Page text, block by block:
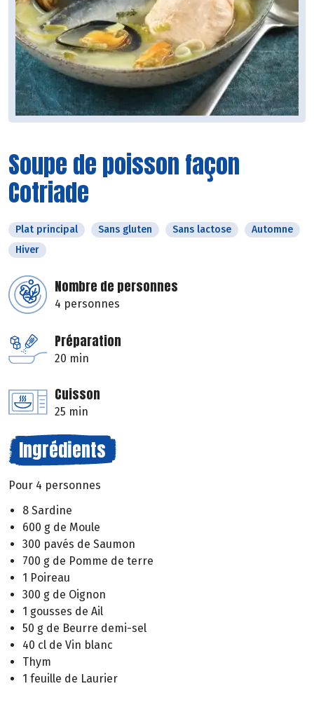
Soupe de poisson façon
Cotriade
Plat principal Sans gluten Sans lactose
Automne
Hiver
Nombre de personnes
4 personnes
Préparation
20 min
Cuisson
25 min
Ingrédients
Pour 4 personnes
8 Sardine
600 g de Moule
300 pavés de Saumon
700 g de Pomme de terre
1 Poireau
300 g de Oignon
1 gousses de Ail
50 g de Beurre demi-sel
40 cl de Vin blanc
Thym
1 feuille de Laurier